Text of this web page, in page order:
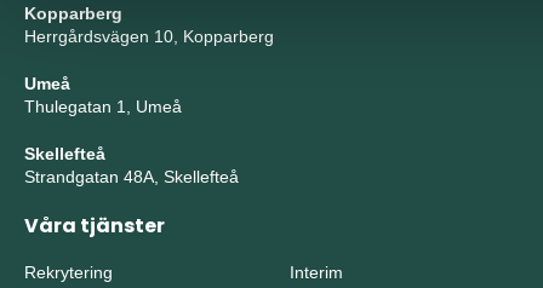
Kopparberg
Herrgårdsvägen 10, Kopparberg
Umeå
Thulegatan 1, Umeå
Skellefteå
Strandgatan 48A, Skellefteå
Våra tjänster
Rekrytering
Interim